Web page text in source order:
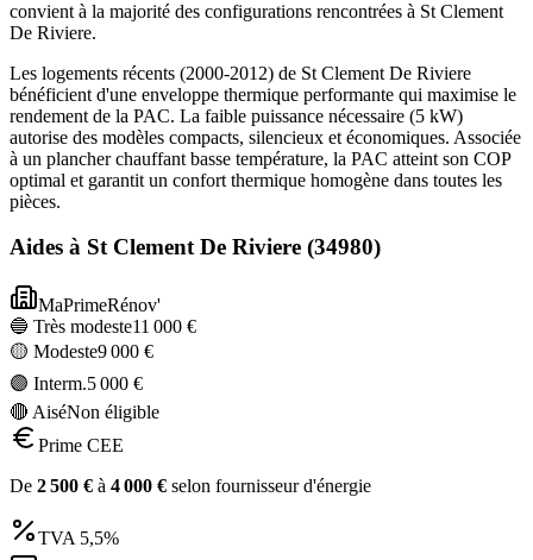
convient à la majorité des configurations rencontrées à St Clement
De Riviere.
Les logements récents (2000-2012) de St Clement De Riviere
bénéficient d'une enveloppe thermique performante qui maximise le
rendement de la PAC. La faible puissance nécessaire (5 kW)
autorise des modèles compacts, silencieux et économiques. Associée
à un plancher chauffant basse température, la PAC atteint son COP
optimal et garantit un confort thermique homogène dans toutes les
pièces.
Aides à St Clement De Riviere (34980)
MaPrimeRénov'
🔵 Très modeste11 000 €
🟡 Modeste9 000 €
🟣 Interm.5 000 €
🔴 AiséNon éligible
Prime CEE
De 2 500 € à 4 000 € selon fournisseur d'énergie
TVA 5,5%